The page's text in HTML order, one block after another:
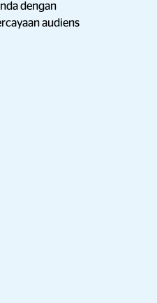
dengan
audiens